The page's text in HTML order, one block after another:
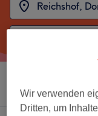
Wir verwenden
Dritten, um